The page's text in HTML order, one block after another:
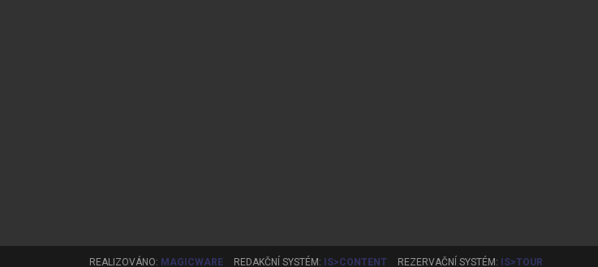
REALIZOVÁNO: MAGICWARE REDAKČNÍ SYSTÉM: IS>CONTENT REZERVAČNÍ SYSTÉM: IS>TOUR